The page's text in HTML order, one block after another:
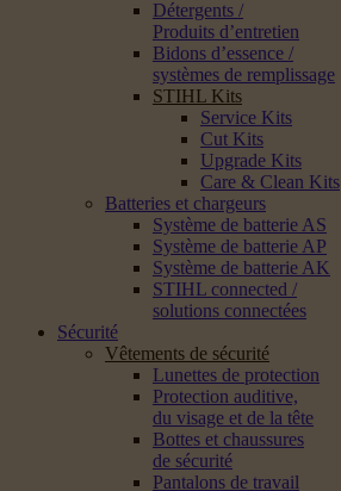
Détergents /
Produits d’entretien
Bidons d’essence /
systèmes de remplissage
STIHL Kits
Service Kits
Cut Kits
Upgrade Kits
Care & Clean Kits
Batteries et chargeurs
Système de batterie AS
Système de batterie AP
Système de batterie AK
STIHL connected /
solutions connectées
Sécurité
Vêtements de sécurité
Lunettes de protection
Protection auditive,
du visage et de la tête
Bottes et chaussures
de sécurité
Pantalons de travail